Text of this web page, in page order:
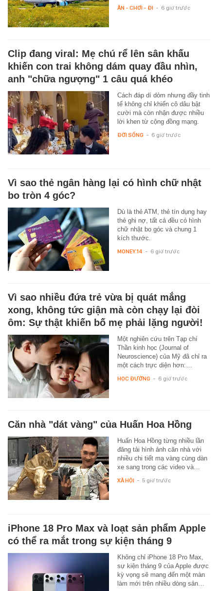
ĂN - CHƠI - ĐI - 6 giờ trước
Clip đang viral: Mẹ chú rể lên sân khấu
khiến con trai không dám quay đầu nhìn,
anh "chữa ngượng" 1 câu quá khéo
Cách đáp dí dỏm nhưng đầy tinh
tế không chỉ khiến cô dâu bật
cười mà còn nhận được nhiều
lời khen từ cộng đồng mạng.
ĐỜI SỐNG - 6 giờ trước
Vì sao thẻ ngân hàng lại có hình chữ nhật
bo tròn 4 góc?
Dù là thẻ ATM, thẻ tín dụng hay
thẻ ghi nợ, tất cả đều có hình
chữ nhật bo góc và chung 1
kích thước.
MONEY.14 - 6 giờ trước
Vì sao nhiều đứa trẻ vừa bị quát mắng
xong, không tức giận mà còn chạy lại đòi
ôm: Sự thật khiến bố mẹ phải lặng người!
Một nghiên cứu trên Tạp chí
Thần kinh học (Journal of
Neuroscience) của Mỹ đã chỉ ra
một cách trực diện hơn:…
HỌC ĐƯỜNG - 6 giờ trước
Căn nhà "dát vàng" của Huấn Hoa Hồng
Huấn Hoa Hồng từng nhiều lần
đăng tải hình ảnh căn nhà với
nhiều chi tiết mạ vàng cùng dàn
xe sang trong các video và…
XÃ HỘI - 5 giờ trước
iPhone 18 Pro Max và loạt sản phẩm Apple
có thể ra mắt trong sự kiện tháng 9
Không chỉ iPhone 18 Pro Max,
sự kiện tháng 9 của Apple được
kỳ vọng sẽ mang đến một màn
làm mới trên nhiều dòng sản…